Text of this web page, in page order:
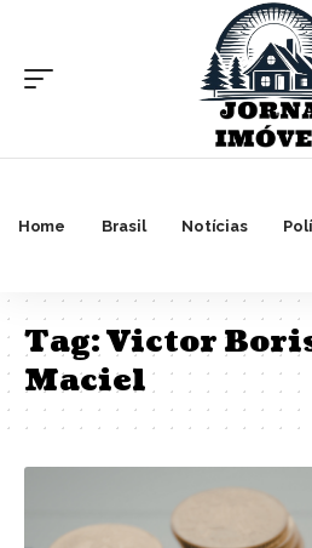
Home Brasil Notícias
Tag:Victor
Maciel